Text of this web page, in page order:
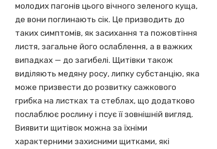
молодих пагонів цього вічного зеленого куща,
де вони поглинають сік. Це призводить до
таких симптомів, як засихання та пожовтіння
листя, загальне його ослаблення, а в важких
випадках — до загибелі. Щитівки також
виділяють медяну росу, липку субстанцію, яка
може призвести до розвитку сажкового
грибка на листках та стеблах, що додатково
послаблює рослину і псує її зовнішній вигляд.
Виявити щитівок можна за їхніми
характерними захисними щитками, які